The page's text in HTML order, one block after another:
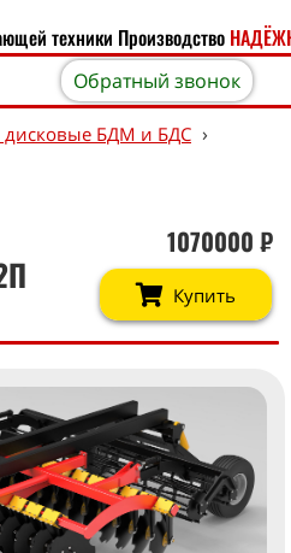
техникиПроизводство
Обратный звонок
БДМ и БДС ›
1070000 ₽
Купить